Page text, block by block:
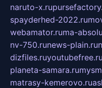
naruto-x.ru
spayderhed-2022.ru
webamator.ruma-
nv-750.runews-plain.ru
dizfiles.ruyoutubefree.ru
planeta-samara.ru
matrasy-kemerovo.ru